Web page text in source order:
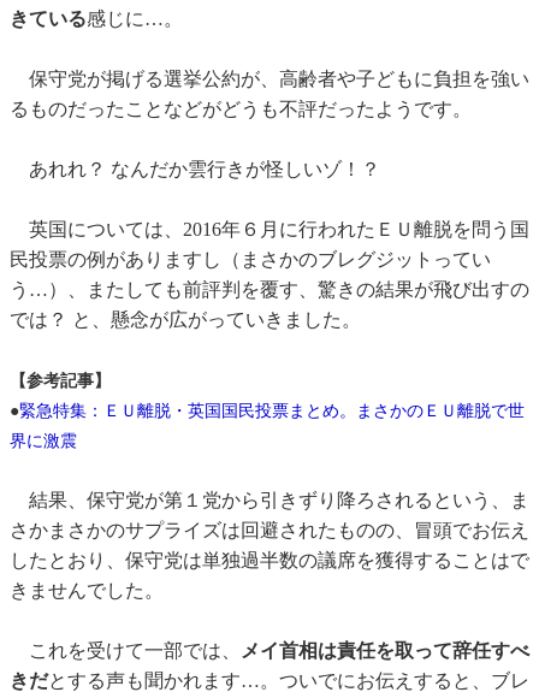
きている感じに…。
保守党が掲げる選挙公約が、高齢者や子どもに負担を強い
るものだったことなどがどうも不評だったようです。
あれれ？ なんだか雲行きが怪しいゾ！？
英国については、2016年６月に行われたＥＵ離脱を問う国
民投票の例がありますし（まさかのブレグジットってい
う…）、またしても前評判を覆す、驚きの結果が飛び出すの
では？ と、懸念が広がっていきました。
【参考記事】
●緊急特集：ＥＵ離脱・英国国民投票まとめ。まさかのＥＵ離脱で世
界に激震
結果、保守党が第１党から引きずり降ろされるという、ま
さかまさかのサプライズは回避されたものの、冒頭でお伝え
したとおり、保守党は単独過半数の議席を獲得することはで
きませんでした。
これを受けて一部では、
メイ首相は責任を取って辞任すべ
きだとする声も聞かれます…。ついでにお伝えすると、ブレ